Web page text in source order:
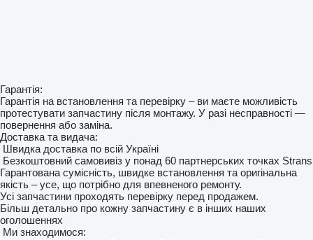
Гарантія:
Гарантія на встановлення та перевірку – ви маєте можливість
протестувати запчастину після монтажу. У разі несправності —
повернення або заміна.
Доставка та видача:
Швидка доставка по всій Україні
Безкоштовний самовивіз у понад 60 партнерських точках Strans
Гарантована сумісність, швидке встановлення та оригінальна
якість – усе, що потрібно для впевненого ремонту.
Усі запчастини проходять перевірку перед продажем.
Більш детально про кожну запчастину є в інших наших
оголошеннях
Ми знаходимося: